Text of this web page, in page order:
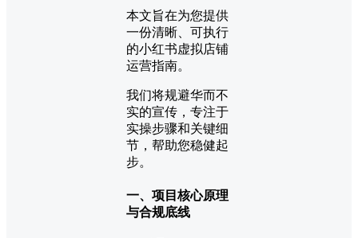
本文旨在为您提供
一份清晰、可执行
的小红书虚拟店铺
运营指南。
我们将规避华而不
实的宣传，专注于
实操步骤和关键细
节，帮助您稳健起
步。
一、项目核心原理
与合规底线